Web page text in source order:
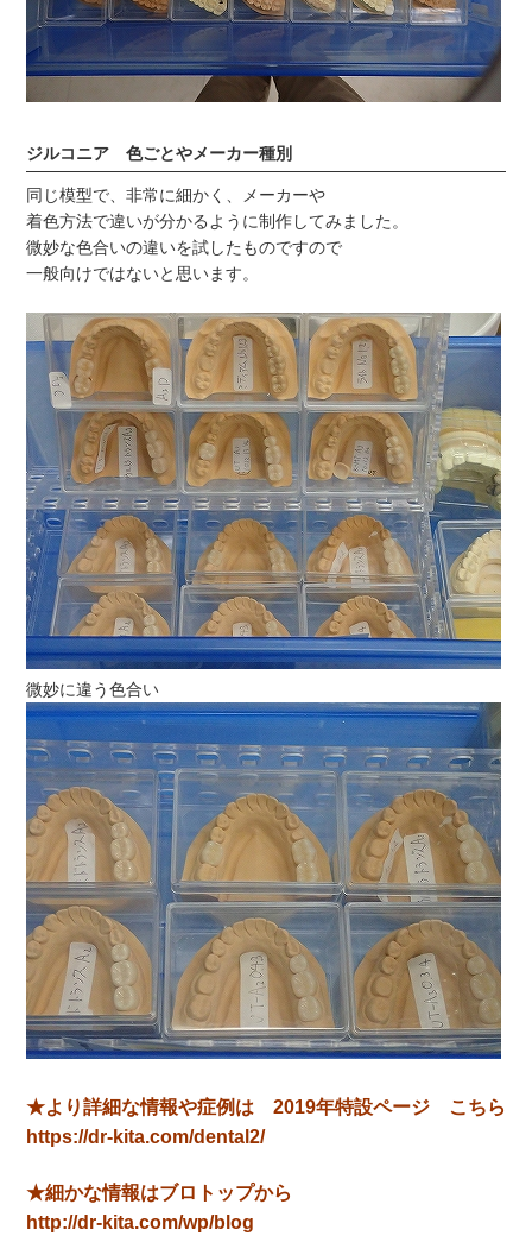
ジルコニア 色ごとやメーカー種別
同じ模型で、非常に細かく、メーカーや
着色方法で違いが分かるように制作してみました。
微妙な色合いの違いを試したものですので
一般向けではないと思います。
微妙に違う色合い
★より詳細な情報や症例は 2019年特設ページ こちら
https://dr-kita.com/dental2/
★細かな情報はブロトップから
http://dr-kita.com/wp/blog